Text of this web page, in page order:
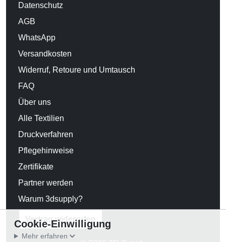
Datenschutz
AGB
WhatsApp
Versandkosten
Widerruf, Retoure und Umtausch
FAQ
Über uns
Alle Textilien
Druckverfahren
Pflegehinweise
Zertifikate
Partner werden
Warum 3dsupply?
Vertrag widerrufen
Cookie-Einwilligung
Mehr erfahren